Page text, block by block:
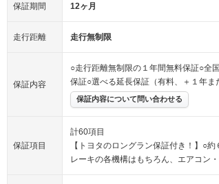
保証期間 12ヶ月
走行距離 走行無制限
保証内容
○走行距離無制限の１年間無料保証○全
保証○選べる延長保証（有料、＋１年ま
保証内容について問い合わせる
保証項目
計60項目
【トヨタのロングラン保証付き！】○
レーキの各機構はもちろん、エアコン